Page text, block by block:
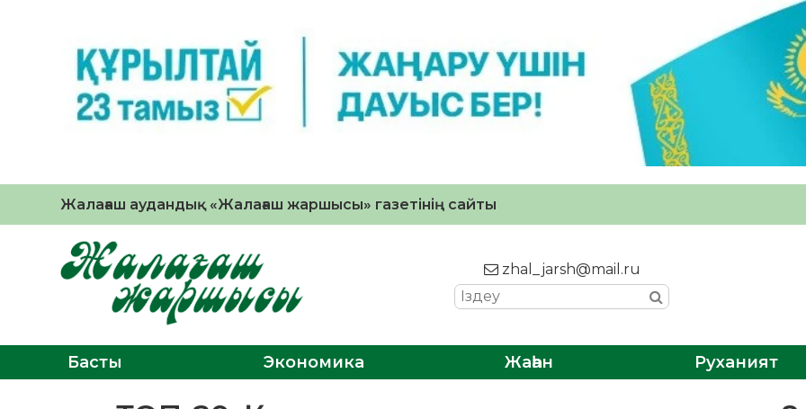
Жалағаш аудандық «Жалағаш жаршысы» газетінің сайты
zhal_jarsh@mail.ru
Басты Экономика Жаһан Руханият